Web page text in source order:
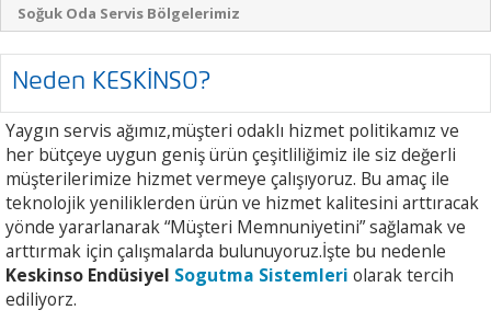
Soğuk Oda Servis Bölgelerimiz
Neden KESKİNSO?
Yaygın servis ağımız,müşteri odaklı hizmet politikamız ve
her bütçeye uygun geniş ürün çeşitliliğimiz ile siz değerli
müşterilerimize hizmet vermeye çalışıyoruz. Bu amaç ile
teknolojik yeniliklerden ürün ve hizmet kalitesini arttıracak
yönde yararlanarak “Müşteri Memnuniyetini” sağlamak ve
arttırmak için çalışmalarda bulunuyoruz.İşte bu nedenle
Keskinso Endüsiyel Sogutma Sistemleri olarak tercih
ediliyorz.